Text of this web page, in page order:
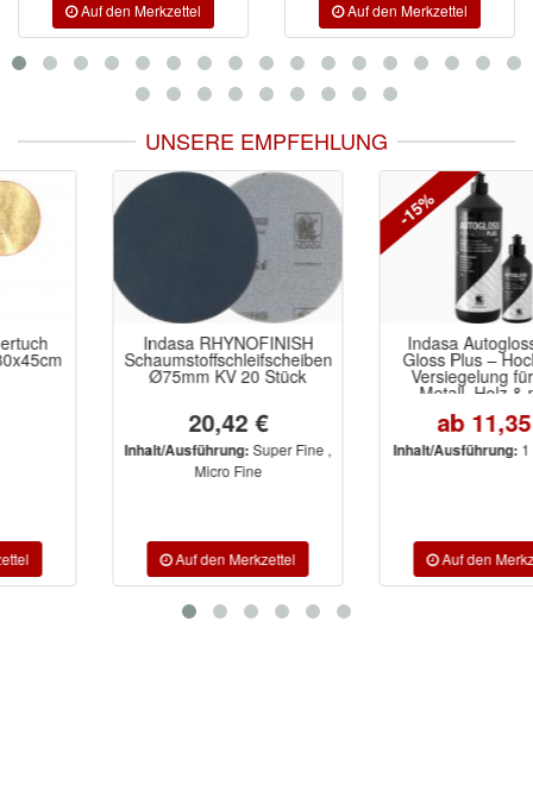
UNSERE EMPFEHLUNG
Indasa RHYNOFINISH
Schaumstoffschleifscheiben
Ø75mm KV 20 Stück
Inhalt/Ausführung:Super Fine ,
Indasa Autogloss High-
Gloss Plus – Hochglanz-
Versiegelung für Lack,
Metall, Holz & mehr.
Silikonfrei, VOC-konform,
ideal für dunkle Farben.
Für professionelles
Glanzfinish ohne Staub
ab 11,35 €
Inhalt/Ausführung:1 Ltr, 250ml
-15%